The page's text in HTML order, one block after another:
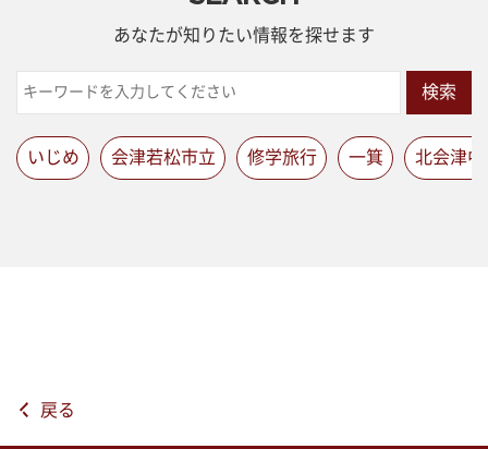
あなたが知りたい情報を探せます
検索
いじめ 会津若松市立 修学旅行 一箕 北会津中
戻る